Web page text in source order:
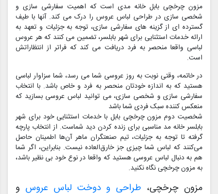
مزون چرخچی بابل خانه مدی است که اهمیت سفارشی سازی و
شخصی سازی در طراحی لباس عروس را درک می کند. آنها با طیف
گسترده ای از گزینه های سفارشی سازی، توجه به جزئیات و تعهد به
ارائه خدمات استثنایی برای شهر بابلسر، تضمین می کنند که هر عروس
لباسی واقعا منحصر به فرد دریافت می کند که فراتر از انتظاراتش
است.
در خاتمه، وقتی نوبت به روز عروسی شما می رسد، شما سزاوار لباسی
هستید که به اندازه خودتان منحصر به فرد و خاص باشد. با انتخاب
سفارشی سازی و شخصی سازی، می توانید لباس عروسی بسازید که
منعکس کننده سبک فردی شما باشد
شخصیت دوم مزون چرخچی بابل با خدمات استثنایی خود برای شهر
بابلسر خانه مد مناسبی برای زنده کردن دید شماست. از انتخاب پارچه
گرفته تا توجه به جزئیات، تیم صنعتگران ماهر آن‌ها اطمینان حاصل
می‌کنند که لباس شما چیزی جز خارق‌العاده نیست. بنابراین، اگر شما
هم به دنبال لباس عروسی هستید که واقعا در نوع خود بی نظیر باشد،
به مزون چرخچی نگاه نکنید.
مزون چرخچی، طراحی و دوخت لباس عروس و